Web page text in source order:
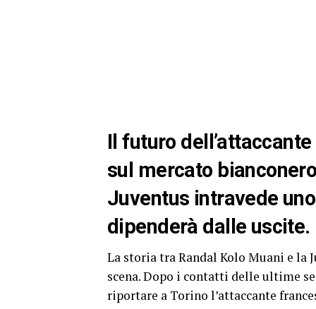
Il futuro
sul mercato
Juventus intravede
dipenderà dalle uscite.
La storia tra Randal Kolo Muani e la
scena. Dopo i contatti delle ultime
riportare a Torino l’attaccante